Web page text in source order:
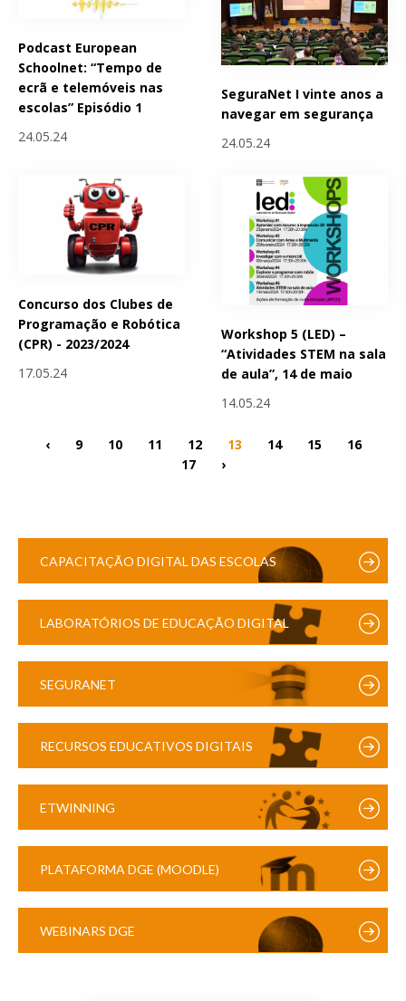
Podcast European
Schoolnet: “Tempo de
ecrã e telemóveis nas
escolas” Episódio 1
24.05.24
SeguraNet I vinte anos a
navegar em segurança
24.05.24
Concurso dos Clubes de
Programação e Robótica
(CPR) - 2023/2024
17.05.24
Workshop 5 (LED) –
“Atividades STEM na sala
de aula”, 14 de maio
14.05.24
‹ 9 10 11 12 13 14 15
16
17
›
CAPACITAÇÃO DIGITAL DAS ESCOLAS
LABORATÓRIOS DE EDUCAÇÃO DIGITAL
SEGURANET
RECURSOS EDUCATIVOS DIGITAIS
ETWINNING
PLATAFORMA DGE (MOODLE)
WEBINARS DGE